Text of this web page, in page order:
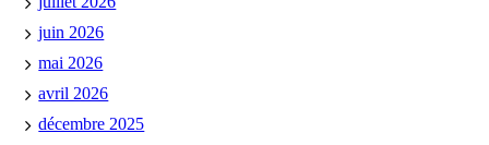
juin 2026
mai 2026
avril 2026
décembre 2025